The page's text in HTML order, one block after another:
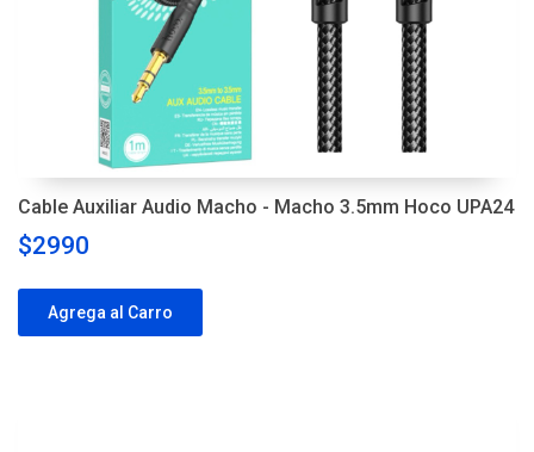
Cable Auxiliar Audio Macho - Macho 3.5mm Hoco UPA24
$2990
Agrega al Carro